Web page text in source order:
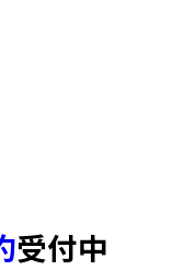
受付中